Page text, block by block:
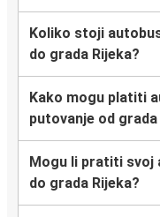
Koliko stoji
do grada Rijeka?
Kako mogu platiti
putovanje od
Mogu li pratiti svoj
do grada Rijeka?